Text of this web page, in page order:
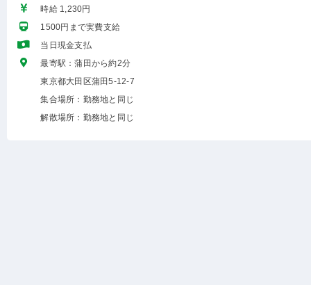
時給 1,230円
1500円まで実費支給
当日現金支払
最寄駅：蒲田から約2分
東京都大田区蒲田5-12-7
集合場所：勤務地と同じ
解散場所：勤務地と同じ